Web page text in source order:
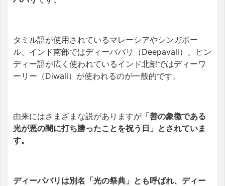
タミル語が使用されているマレーシアやシンガポー
ル、インド南部ではディーパバリ（Deepavali）、ヒン
ディー語が広く使われているインド北部ではディーワ
ーリー（Diwali）が使われるのが一般的です。
由来にはさまざまな説がありますが 「善の象徴である
光が悪の闇に打ち勝ったことを祝う日」とされていま
す。
ディーパバリは別名「光の祭典」とも呼ばれ、ディー